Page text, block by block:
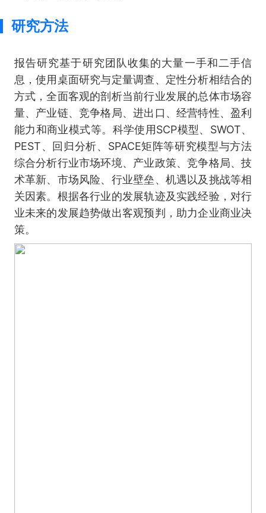
研究方法
报告研究基于研究团队收集的大量一手和二手信
息，使用桌面研究与定量调查、定性分析相结合的
方式，全面客观的剖析当前行业发展的总体市场容
量、产业链、竞争格局、进出口、经营特性、盈利
能力和商业模式等。科学使用SCP模型、SWOT、
PEST、回归分析、SPACE矩阵等研究模型与方法
综合分析行业市场环境、产业政策、竞争格局、技
术革新、市场风险、行业壁垒、机遇以及挑战等相
关因素。根据各行业的发展轨迹及实践经验，对行
业未来的发展趋势做出客观预判，助力企业商业决
策。